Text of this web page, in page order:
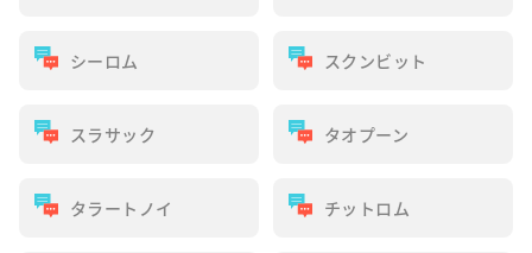
シーロム スクンビット
スラサック タオプーン
タラートノイ チットロム